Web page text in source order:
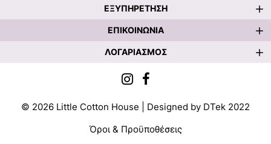
ΕΞΥΠΗΡΈΤΗΣΗ
ΕΠΙΚΟΙΝΩΝΊΑ
ΛΟΓΑΡΙΑΣΜΌΣ
© 2026 Little Cotton House | Designed by DTek 2022
Όροι & Προϋποθέσεις